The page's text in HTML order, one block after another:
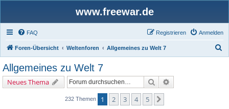
www.freewar.de
FAQ Anmelden
Registrieren
Foren-Übersicht Weltenforen Allgemeines zu Welt 7
Allgemeines zu Welt 7
Neues Thema Suche
232 Themen 1 2 3 4 5